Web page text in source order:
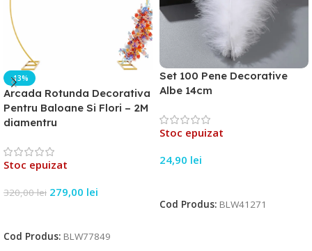
-13%
Arcada Rotunda Decorativa
Pentru Baloane Si Flori – 2M
diamentru
Stoc epuizat
320,00lei 279,00 lei
Cod Produs: BLW77849
Set 100 Pene Decorative
Albe 14cm
Stoc epuizat
24,90 lei
Cod Produs: BLW41271